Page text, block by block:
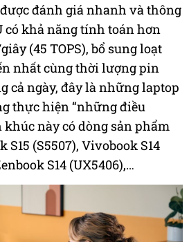
đánh giá nhanh và thông
có khả năng tính toán hơn
(45 TOPS), bổ sung loạt
nhất cùng thời lượng pin
cả ngày, đây là những laptop
thực hiện “những điều
khúc này có dòng sản phẩm
(S5507), Vivobook S14
S14 (UX5406),…